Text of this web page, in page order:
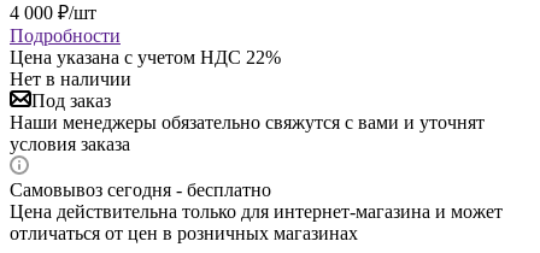
4 000 ₽/шт
Подробности
Цена указана с учетом НДС 22%
Нет в наличии
Под заказ
Наши менеджеры обязательно свяжутся с вами и уточнят
условия заказа
Самовывоз сегодня - бесплатно
Цена действительна только для интернет-магазина и может
отличаться от цен в розничных магазинах